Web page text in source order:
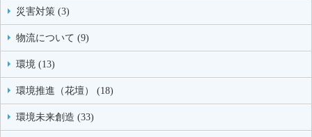
災害対策 (3)
物流について (9)
環境 (13)
環境推進（花壇） (18)
環境未来創造 (33)